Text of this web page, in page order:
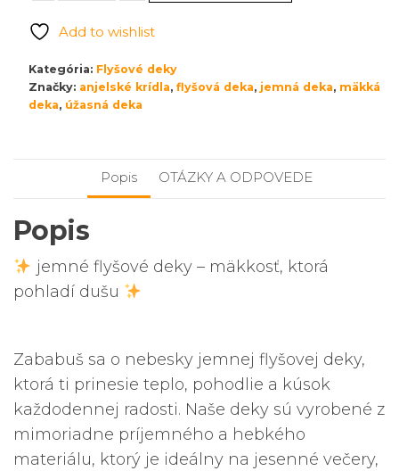
deka
Anjelské
krídla
veľká
Add to wishlist
Kategória: Flyšové deky
Značky: anjelské krídla, flyšová deka, jemná deka, mäkká
deka, úžasná deka
Popis OTÁZKY A ODPOVEDE
Popis
jemné flyšové deky – mäkkosť, ktorá
pohladí dušu
Zababuš sa o nebesky jemnej flyšovej deky,
ktorá ti prinesie teplo, pohodlie a kúsok
každodennej radosti. Naše deky sú vyrobené z
mimoriadne príjemného a hebkého
materiálu, ktorý je ideálny na jesenné večery,